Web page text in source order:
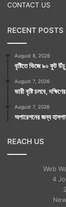
CONTACT US
RECENT POSTS
August 8, 2026
বৃষ্টিতে ভিজে ৯০ ফুট
August 7, 2026
ভারী বৃষ্টি চলবে,
August 7, 2026
অপারেশনের জন্য
REACH US
Web
4